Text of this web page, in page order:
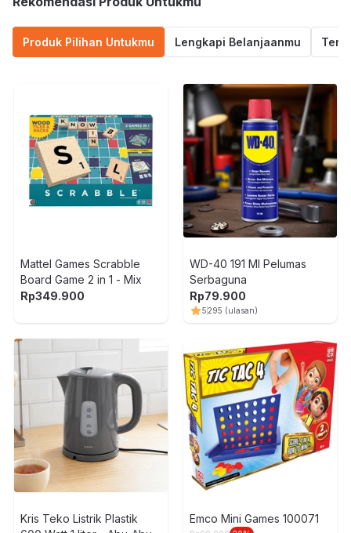
Produk Pilihan Untukmu Lengkapi Belanjaanmu
Mattel Games Scrabble
Board Game 2 in 1 - Mix
Rp349.900
WD-40 191 Ml Pelumas
Serbaguna
Rp79.900
5295 (ulasan)
Kris Teko Listrik Plastik
Emco Mini Games 100071